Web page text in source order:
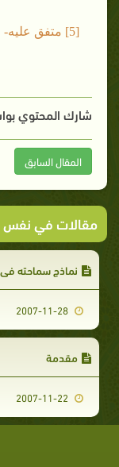
[5] متفق عليه- البخاري برقم 1936
شارك المحتوي
المقال السابق
مقالات في نفس
نماذج سماحته في
مقدمة